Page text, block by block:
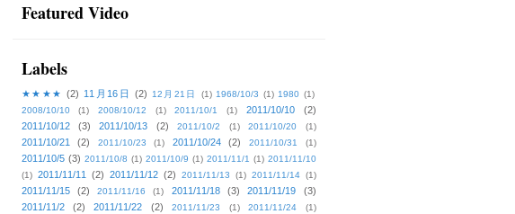
Featured Video
Labels
★★★★ (2) 11月16日 (2) 12月21日 (1) 1968/10/3 (1) 1980 (1)
2008/10/10
(1) 2008/10/12 (1) 2011/10/1 (1) 2011/10/10
(2)
2011/10/12
(3) 2011/10/13 (2) 2011/10/2 (1) 2011/10/20 (1)
2011/10/21 (2) 2011/10/23 (1) 2011/10/24 (2) 2011/10/31 (1)
2011/10/5 (3) 2011/10/8 (1) 2011/10/9 (1) 2011/11/1 (1) 2011/11/10
(1) 2011/11/11 (2) 2011/11/12 (2) 2011/11/13 (1) 2011/11/14 (1)
2011/11/15 (2) 2011/11/16 (1) 2011/11/18 (3) 2011/11/19
(3)
2011/11/2
(2) 2011/11/22 (2) 2011/11/23 (1) 2011/11/24 (1)